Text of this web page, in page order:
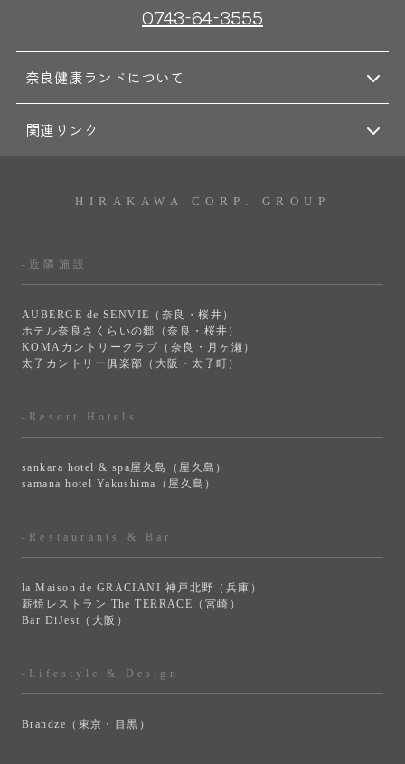
0743-64-3555
奈良健康ランドについて
関連リンク
HIRAKAWA CORP. GROUP
-近隣施設
AUBERGE de SENVIE（奈良・桜井）
ホテル奈良さくらいの郷（奈良・桜井）
KOMAカントリークラブ（奈良・月ヶ瀬）
太子カントリー俱楽部（大阪・太子町）
-Resort Hotels
sankara hotel & spa屋久島（屋久島）
samana hotel Yakushima（屋久島）
-Restaurants & Bar
la Maison de GRACIANI 神戸北野（兵庫）
薪焼レストラン The TERRACE（宮崎）
Bar DiJest（大阪）
-Lifestyle & Design
Brandze（東京・目黒）